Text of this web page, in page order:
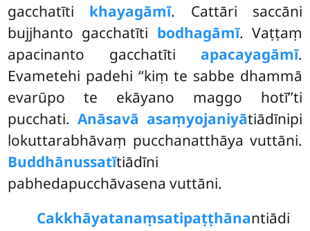
gacchatīti khayagāmī. Cattāri saccāni
bujjhanto gacchatīti bodhagāmī. Vaṭṭaṃ
apacinanto gacchatīti apacayagāmī.
Evametehi padehi ‘‘kiṃ te sabbe dhammā
evarūpo te ekāyano maggo hotī’’ti
pucchati. Anāsavā asaṃyojaniyātiādīnipi
lokuttarabhāvaṃ pucchanatthāya vuttāni.
Buddhānussatītiādīni
pabhedapucchāvasena vuttāni.
Cakkhāyatanaṃsatipaṭṭhānantiādi